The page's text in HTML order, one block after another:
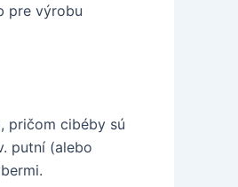
pre výrobu
pričom cibéby sú
putní (alebo